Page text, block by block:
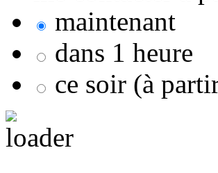
maintenant
dans 1 heure
ce soir (à